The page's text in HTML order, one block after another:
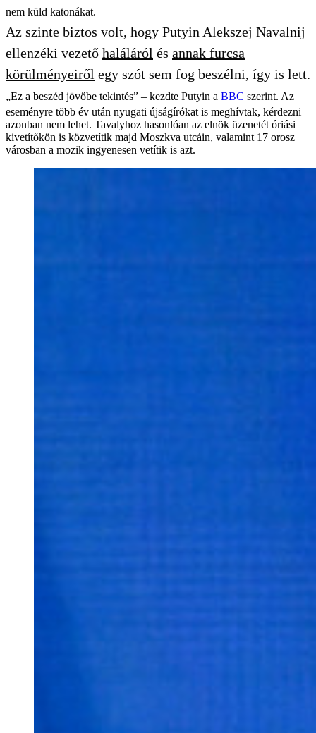
nem küld katonákat.
Az szinte biztos volt, hogy Putyin Alekszej Navalnij
ellenzéki vezető haláláról és annak furcsa
körülményeiről egy szót sem fog beszélni, így is lett.
„Ez a beszéd jövőbe tekintés” – kezdte Putyin a BBC szerint. Az
eseményre több év után nyugati újságírókat is meghívtak, kérdezni
azonban nem lehet. Tavalyhoz hasonlóan az elnök üzenetét óriási
kivetítőkön is közvetítik majd Moszkva utcáin, valamint 17 orosz
városban a mozik ingyenesen vetítik is azt.